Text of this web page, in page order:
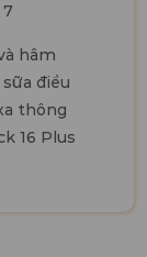
hâm
điều
thông
16 Plus